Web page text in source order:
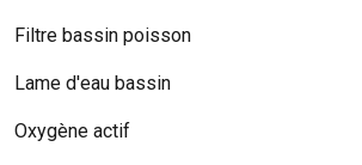
Filtre bassin poisson
Lame d'eau bassin
Oxygène actif